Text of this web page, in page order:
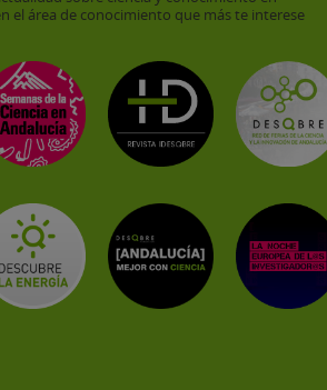
el área de conocimiento que más te interese